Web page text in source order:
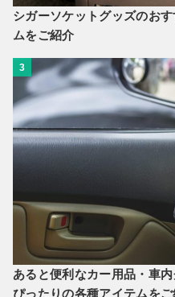
シガーソケットグッズのお
ムをご紹介
3
あると便利なカー用品・車
ぴったりの各種アイテムをご